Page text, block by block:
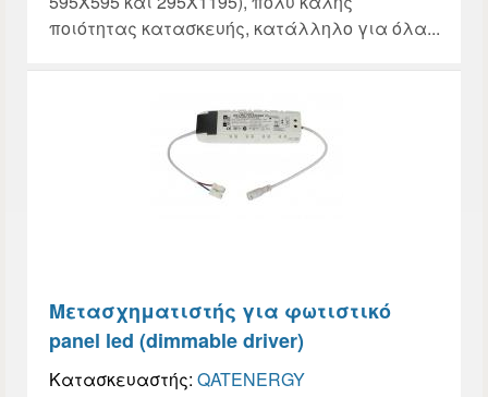
ποιότητας κατασκευής, κατάλληλο για όλα...
Μετασχηματιστής για φωτιστικό
panel led (dimmable driver)
Κατασκευαστής: QATENERGY